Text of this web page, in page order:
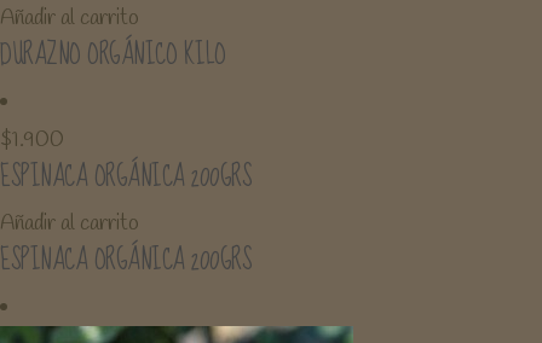
Añadir al carrito
DURAZNO ORGÁNICO KILO
$1.900
ESPINACA ORGÁNICA 200GRS
Añadir al carrito
ESPINACA ORGÁNICA 200GRS